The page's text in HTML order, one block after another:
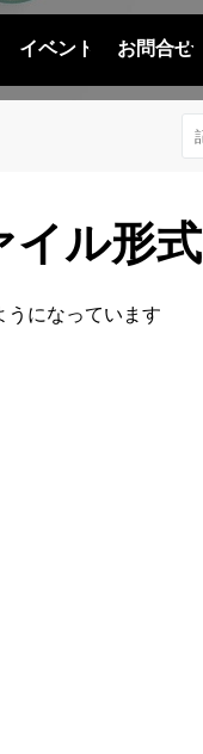
イベント お問合せ
ル形式
になっています